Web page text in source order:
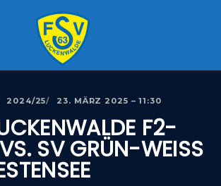
2024/25 23. MÄRZ 2025 – 11:30
F2-
SV GRÜN-WEISS U